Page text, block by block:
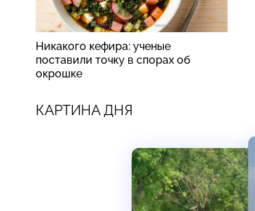
Никакого кефира: ученые
поставили точку в спорах об
окрошке
КАРТИНА ДНЯ